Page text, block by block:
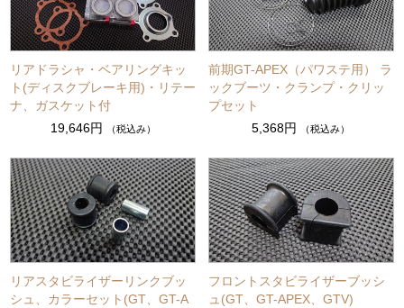
リアドラシャ・ベアリングキッ
ト(ディスクブレーキ用)・リテー
ナ、ガスケット付
19,646円
（税込み）
前期GT-APEX（パワステ用） ラ
ックブーツ・クランプ・クリッ
プセット
5,368円
（税込み）
リアスタビライザーリンクブッ
シュ、カラーセット(GT、GT-A
フロントスタビライザーブッシ
ュ(GT、GT-APEX、GTV)